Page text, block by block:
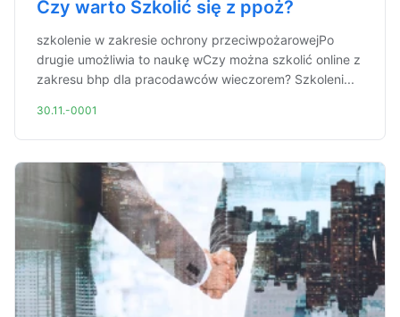
Czy warto Szkolić się z ppoż?
szkolenie w zakresie ochrony przeciwpożarowejPo
drugie umożliwia to naukę wCzy można szkolić online z
zakresu bhp dla pracodawców wieczorem? Szkoleni...
30.11.-0001